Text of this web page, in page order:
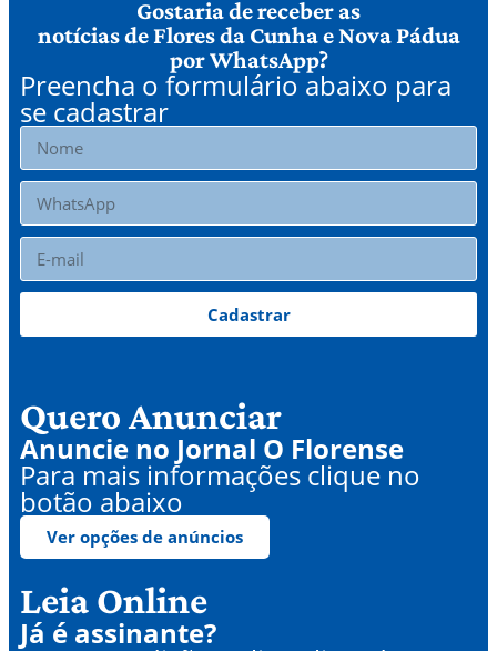
Gostaria de receber as
notícias de Flores da Cunha e Nova Pádua
por WhatsApp?
Preencha o formulário abaixo para
se cadastrar
Cadastrar
Quero Anunciar
Anuncie no Jornal O Florense
Para mais informações clique no
botão abaixo
Ver opções de anúncios
Leia Online
Já é assinante?